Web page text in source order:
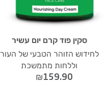
סקין פוד קרם יום עשיר
לחידוש הזוהר הטבעי של העור
וללחות מתמשכת
₪159.90